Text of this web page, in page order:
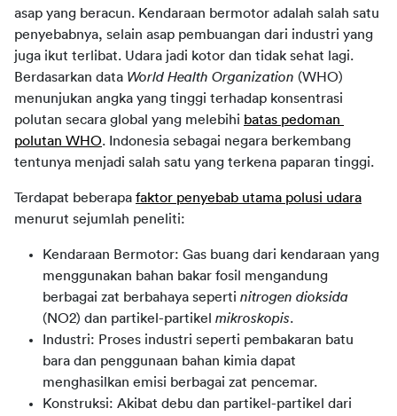
asap yang beracun. Kendaraan bermotor adalah salah satu
penyebabnya, selain asap pembuangan dari industri yang
juga ikut terlibat. Udara jadi kotor dan tidak sehat lagi.
Berdasarkan data World Health Organization (WHO)
menunjukan angka yang tinggi terhadap konsentrasi
polutan secara global yang melebihi batas pedoman
polutan WHO. Indonesia sebagai negara berkembang
tentunya menjadi salah satu yang terkena paparan tinggi.
Terdapat beberapa faktor penyebab utama polusi udara
menurut sejumlah peneliti:
Kendaraan Bermotor: Gas buang dari kendaraan yang
menggunakan bahan bakar fosil mengandung
berbagai zat berbahaya seperti nitrogen dioksida
(NO2) dan partikel-partikel mikroskopis.
Industri: Proses industri seperti pembakaran batu
bara dan penggunaan bahan kimia dapat
menghasilkan emisi berbagai zat pencemar.
Konstruksi: Akibat debu dan partikel-partikel dari